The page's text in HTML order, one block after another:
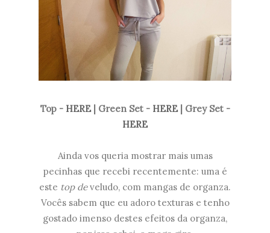
Top - HERE| Green Set - HERE| Grey Set -
HERE
Ainda vos queria mostrar mais umas
pecinhas que recebi recentemente: uma é
este top develudo, com mangas de organza.
Vocês sabem que eu adoro texturas e tenho
gostado imenso destes efeitos da organza,